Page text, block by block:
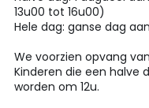
13u00 tot 16u00)
Hele dag: ganse dag
We voorzien opvang
Kinderen die een halve
worden om 12u.